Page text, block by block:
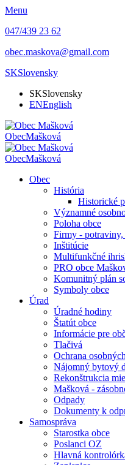
Menu
047/439 23 62
obec.maskova@gmail.com
SKSlovensky
SKSlovensky
ENEnglish
ObecMašková
ObecMašková
Obec
História
Historické
Významné
Poloha obce
Firmy - potraviny,
Inštitúcie
Multifunkčné
PRO obce
Komunitný plán
Symboly obce
Úrad
Úradné hodiny
Štatút obce
Informácie pre
Tlačivá
Ochrana
Nájomný bytový
Rekonštrukcia
Mašková -
Odpady
Dokumenty k
Samospráva
Starostka obce
Poslanci OZ
Hlavná